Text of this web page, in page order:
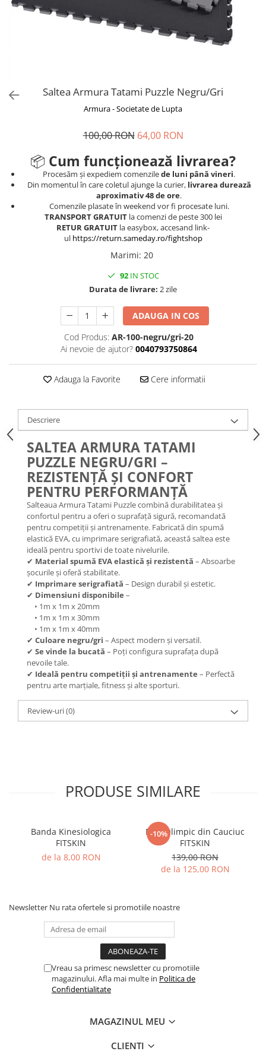
Mingi
Mingi medicinale
Recuperare și Îcălzire
Saltea Armura Tatami Puzzle Negru/Gri
Armura - Societate de Lupta
100,00 RON 64,00 RON
📦 Cum funcționează livrarea?
Procesăm și expediem comenzilede luni până vineri.
Din momentul în care coletul ajunge la curier, livrarea durează
aproximativ 48 de ore.
Comenzile plasate în weekend vor fi procesate luni.
TRANSPORT GRATUITla comenzi de peste 300 lei
RETUR GRATUIT la easybox, accesand link-
ul https://return.sameday.ro/fightshop
Marimi: 20
92IN STOC
Durata de livrare: 2 zile
ADAUGA IN COS
Cod Produs: AR-100-negru/gri-20
Ai nevoie de ajutor? 0040793750864
Adauga la Favorite Cere informatii
Descriere
SALTEA ARMURA TATAMI
PUZZLE NEGRU/GRI –
REZISTENȚĂ ȘI CONFORT
PENTRU PERFORMANȚĂ
Salteaua Armura Tatami Puzzle combină durabilitatea și
confortul pentru a oferi o suprafață sigură, recomandată
pentru competiții și antrenamente. Fabricată din spumă
elastică EVA, cu imprimare serigrafiată, această saltea este
ideală pentru sportivi de toate nivelurile.
✔ Material spumă EVA elastică și rezistentă – Absoarbe
șocurile și oferă stabilitate.
✔ Imprimare serigrafiată – Design durabil și estetic.
✔ Dimensiuni disponibile –
• 1m x 1m x 20mm
• 1m x 1m x 30mm
• 1m x 1m x 40mm
✔ Culoare negru/gri – Aspect modern și versatil.
✔ Se vinde la bucată – Poți configura suprafața după
nevoile tale.
✔ Ideală pentru competiții și antrenamente – Perfectă
pentru arte marțiale, fitness și alte sporturi.
Review-uri(0)
PRODUSE SIMILARE
Banda Kinesiologica
FITSKIN
de la 8,00 RON
-10%
Disc Olimpic din Cauciuc
FITSKIN
139,00 RON
de la 125,00 RON
Newsletter Nu rata ofertele si promotiile noastre
Vreau sa primesc newsletter cu promotiile
magazinului. Afla mai multe in Politica de
Confidentialitate
MAGAZINUL MEU
CLIENTI